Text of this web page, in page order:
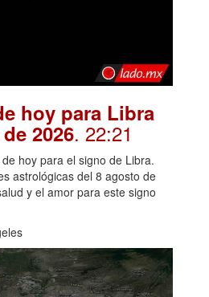
hoy para Libra
2026. 22:21
hoy para el signo de Libra.
astrológicas del 8 agosto de
y el amor para este signo